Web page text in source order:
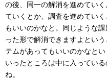
の後、同一の解消を進めてい
ていくとか、調査を進めてい
もいいのかなと。同じような
った形で解消できますよとい
テムがあってもいいのかなと
いったところは中に入ってい
ね。